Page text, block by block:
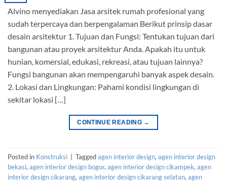
Alvino menyediakan Jasa arsitek rumah profesional yang
sudah terpercaya dan berpengalaman Berikut prinsip dasar
desain arsitektur 1. Tujuan dan Fungsi: Tentukan tujuan dari
bangunan atau proyek arsitektur Anda. Apakah itu untuk
hunian, komersial, edukasi, rekreasi, atau tujuan lainnya?
Fungsi bangunan akan mempengaruhi banyak aspek desain.
2. Lokasi dan Lingkungan: Pahami kondisi lingkungan di
sekitar lokasi […]
CONTINUE READING →
Posted in Konstruksi Taggedagen interior design,agen interior design
bekasi,agen interior design bogor,agen interior design cikampek,agen
interior design cikarang,agen interior design cikarang selatan,agen